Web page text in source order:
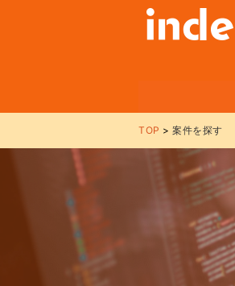
TOP 案件を探す